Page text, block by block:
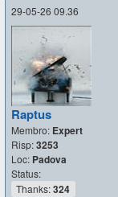
29-05-26 09.36
Raptus
Membro: Expert
Risp:3253
Loc: Padova
Status:
Thanks:324